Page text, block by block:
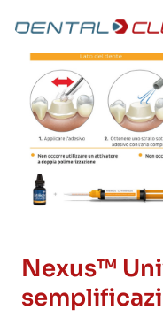
contenuto
Nexus™